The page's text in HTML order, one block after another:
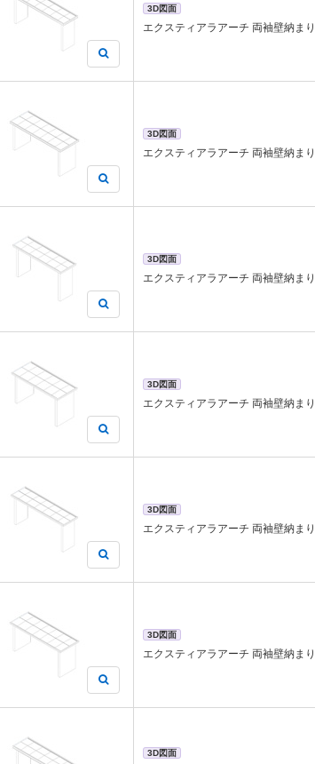
3D図面
エクスティアラアーチ 両袖壁納ま
3D図面
エクスティアラアーチ 両袖壁納ま
3D図面
エクスティアラアーチ 両袖壁納ま
3D図面
エクスティアラアーチ 両袖壁納ま
3D図面
エクスティアラアーチ 両袖壁納ま
3D図面
エクスティアラアーチ 両袖壁納ま
3D図面